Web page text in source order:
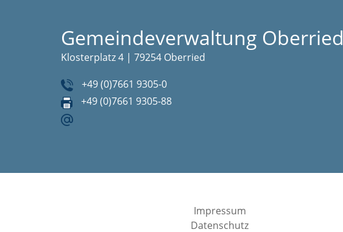
Gemeindeverwaltung Oberried
Klosterplatz 4 | 79254 Oberried
+49 (0)7661 9305-0
+49 (0)7661 9305-88
Impressum
Datenschutz